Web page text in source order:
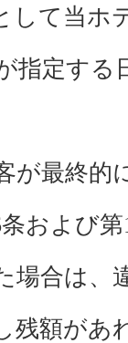
して当ホ
指定する
が最終的
および
場合は、
残額があ